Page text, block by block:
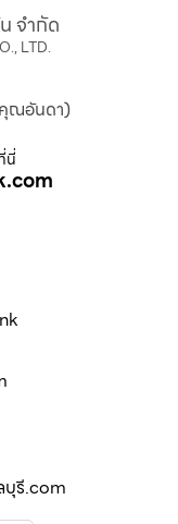
จำกัด
LTD.
ณอันดา)
นี่
รี.com